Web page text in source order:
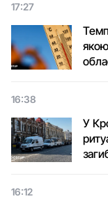
17:27
16:38
У
16:12